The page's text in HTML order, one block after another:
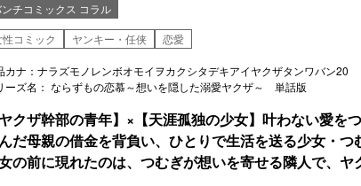
ンチコミックス コラル
コミック
ヤンキー・任侠 恋愛
カナ：ナラズモノレンボオモイヲカクシタデキアイヤクザタンワバン20
ーズ名： ならずもの恋慕～想いを隠した溺愛ヤクザ～ 単話版
ヤクザ幹部の青年】×【天涯孤独の少女】叶わない愛を
だ母親の借金を背負い、ひとりで生活を送る少女・
の前に現れたのは、つむぎが想いを寄せる隣人で、